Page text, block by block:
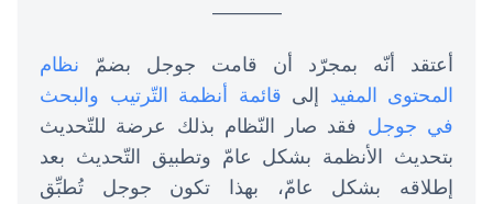
أعتقد أنّه بمجرّد أن قامت جوجل بضمّ نظام
المحتوى المفيد إلى قائمة أنظمة التّرتيب والبحث
في جوجل فقد صار النّظام بذلك عرضة للتّحديث
بتحديث الأنظمة بشكل عامّ وتطبيق التّحديث بعد
إطلاقه بشكل عامّ، بهذا تكون جوجل تُطبِّق